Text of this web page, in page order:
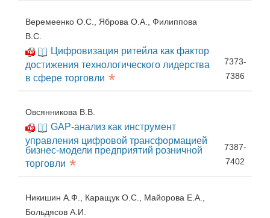
Веремеенко О.С., Яброва О.А., Филиппова
В.С.
Цифровизация ритейла как фактор
достижения технологического лидерства
в сфере торговли *
7373-
7386
Овсянникова В.В.
GAP-анализ как инструмент
управления цифровой трансформацией
бизнес-модели предприятий розничной
торговли *
7387-
7402
Никишин А.Ф., Каращук О.С., Майорова Е.А.,
Больдясов А.И.